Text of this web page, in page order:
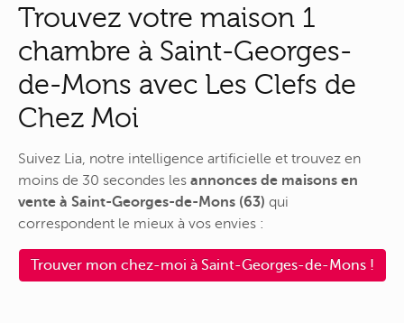
Trouvez votre maison 1
chambre à Saint-Georges-
de-Mons avec Les Clefs de
Chez Moi
Suivez Lia, notre intelligence artificielle et trouvez en
moins de 30 secondes les annonces de maisons en
vente à Saint-Georges-de-Mons (63) qui
correspondent le mieux à vos envies :
Trouver mon chez-moi à Saint-Georges-de-Mons !